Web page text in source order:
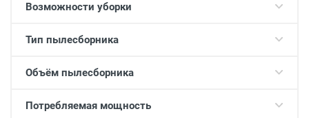
Возможности уборки
Тип пылесборника
Объём пылесборника
Потребляемая мощность